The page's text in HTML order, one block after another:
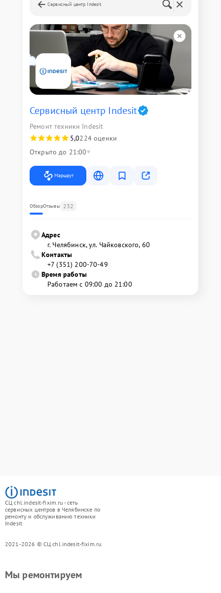
Сервисный центр Indesit
Сервисный центр Indesit
Ремонт техники Indesit
5,0224 оценки
Открыто до 21:00
Маршрут
ОбзорОтзывы 232
Адрес
г. Челябинск, ул. Чайковского, 60
Контакты
+7 (351) 200-70-49
Время работы
Работаем с 09:00 до 21:00
СЦ chl.indesit-fixim.ru - сеть
сервисных центров в Челябинске по
ремонту и обслуживанию техники
Indesit
2021-2026 © СЦ chl.indesit-fixim.ru
Мы ремонтируем